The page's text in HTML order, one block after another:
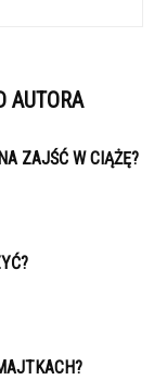
AUTORA
ZAJŚĆ W CIĄŻĘ?